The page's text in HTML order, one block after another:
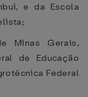
e da Escola
Minas Gerais,
de Educação
Federal